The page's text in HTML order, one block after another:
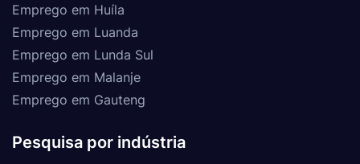
Emprego em Huíla
Emprego em Luanda
Emprego em Lunda Sul
Emprego em Malanje
Emprego em Gauteng
Pesquisa por indústria